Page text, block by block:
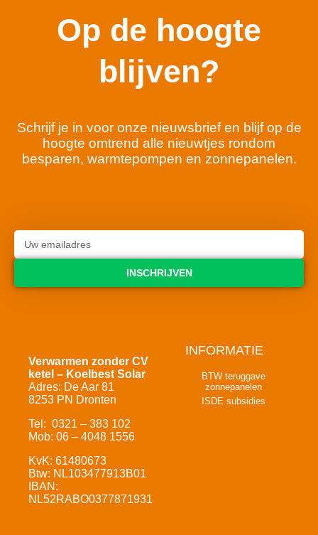
Op de hoogte
blijven?
Schrijf je in voor onze nieuwsbrief en blijf op de
hoogte omtrend alle nieuwtjes rondom
besparen, warmtepompen en zonnepanelen.
INSCHRIJVEN
Verwarmen zonder CV
ketel – Koelbest Solar
Adres: De Aar 81
8253 PN Dronten
Tel: 0321 – 383 102
Mob: 06 – 4048 1556
KvK: 61480673
Btw: NL103477913B01
IBAN:
NL52RABO0377871931
INFORMATIE
BTW teruggave
zonnepanelen
ISDE subsidies